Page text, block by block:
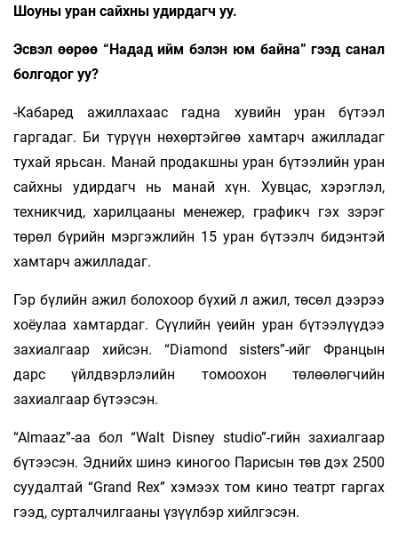
Шоуны уран сайхны удирдагч уу.
Эсвэл өөрөө “Надад ийм бэлэн юм байна” гээд санал
болгодог уу?
-Кабаред ажиллахаас гадна хувийн уран бүтээл
гаргадаг. Би түрүүн нөхөртэйгөө хамтарч ажилладаг
тухай ярьсан. Манай продакшны уран бүтээлийн уран
сайхны удирдагч нь манай хүн. Хувцас, хэрэглэл,
техникчид, харилцааны менежер, графикч гэх зэрэг
төрөл бүрийн мэргэжлийн 15 уран бүтээлч бидэнтэй
хамтарч ажилладаг.
Гэр бүлийн ажил болохоор бүхий л ажил, төсөл дээрээ
хоёулаа хамтардаг. Сүүлийн үеийн уран бүтээлүүдээ
захиалгаар хийсэн. “Diamond sisters”-ийг Францын
дарс үйлдвэрлэлийн томоохон төлөөлөгчийн
захиалгаар бүтээсэн.
“Al­maaz”-аа бол “Walt Disney studio”-гийн захиалгаар
бүтээсэн. Эднийх шинэ киногоо Парисын төв дэх 2500
суудалтай “Grand Rex” хэмээх том кино театрт гаргах
гээд, сурталчилгааны үзүүлбэр хийлгэсэн.